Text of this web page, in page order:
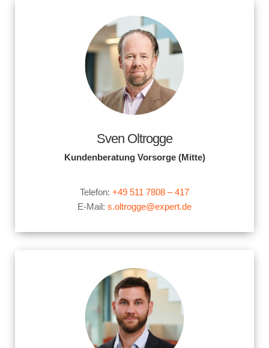
Sven Oltrogge
Kundenberatung Vorsorge (Mitte)
Telefon: +49 511 7808 – 417
E-Mail: s.oltrogge@expert.de